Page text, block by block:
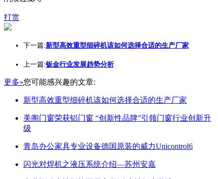
打赏
下一篇:新型高效重型细碎机该如何选择合适的生产厂家
上一篇:钣金行业发展趋势分析
更多»您可能感兴趣的文章:
新型高效重型细碎机该如何选择合适的生产厂家
美阁门窗荣获铝门窗 “创新性品牌”引领门窗行业创新升
级
青岛办公家具专业设备德国原装的威力Unicontrol6
闪光对焊机之液压系统介绍—苏州安嘉